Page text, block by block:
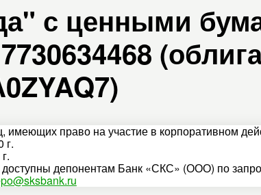
с ценными
имеющих право на участие в корпоративном
г.
депонентам Банк «СКС» (ООО) по